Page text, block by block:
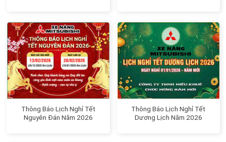
Thông Báo Lịch Nghỉ Tết
Nguyên Đán Năm 2026
Thông Báo Lịch Nghỉ Tết
Dương Lịch Năm 2026